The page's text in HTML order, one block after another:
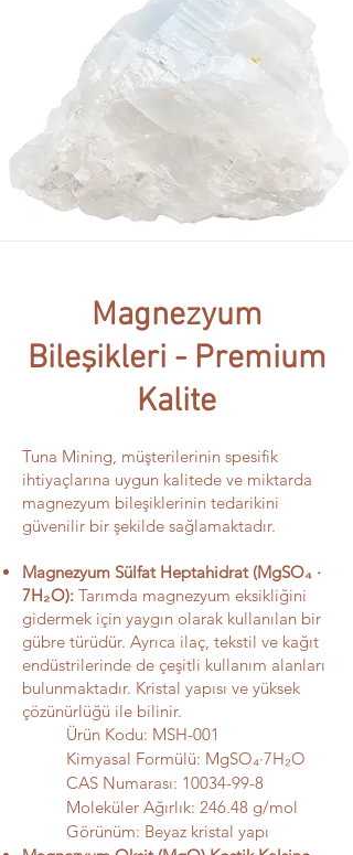
Magnezyum
Bileşikleri - Premium
Kalite
Tuna Mining, müşterilerinin spesifik
ihtiyaçlarına uygun kalitede ve miktarda
magnezyum bileşiklerinin tedarikini
güvenilir bir şekilde sağlamaktadır.
Magnezyum Sülfat Heptahidrat (MgSO₄ ·
7H₂O): Tarımda magnezyum eksikliğini
gidermek için yaygın olarak kullanılan bir
gübre türüdür. Ayrıca ilaç, tekstil ve kağıt
endüstrilerinde de çeşitli kullanım alanları
bulunmaktadır. Kristal yapısı ve yüksek
çözünürlüğü ile bilinir.
Ürün Kodu: MSH-001
Kimyasal Formülü: MgSO₄·7H₂O
CAS Numarası: 10034-99-8
Moleküler Ağırlık: 246.48 g/mol
Görünüm: Beyaz kristal yapı